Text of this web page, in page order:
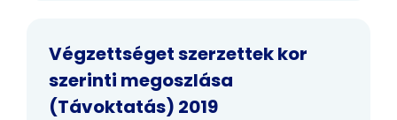
Végzettséget szerzettek kor
szerinti megoszlása
(Távoktatás) 2019